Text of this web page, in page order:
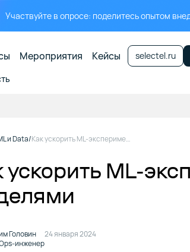
Участвуйте в опросе: поделитесь опытом
Мероприятия Кейсы selectel.ru
и Data Как ускорить ML-эксперименты и работу с моделями
ускорить ML-
Головин
инженер
24 января 2024